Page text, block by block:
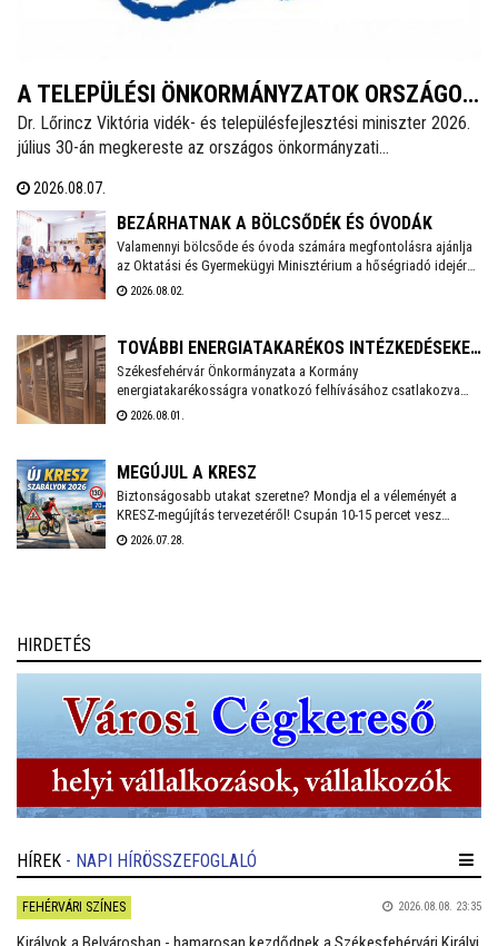
A TELEPÜLÉSI ÖNKORMÁNYZATOK ORSZÁGOS
SZÖVETSÉGÉNEK SAJTÓKÖZLEMÉNYE
Dr. Lőrincz Viktória vidék- és településfejlesztési miniszter 2026.
július 30-án megkereste az országos önkormányzati
Együttműködési Tanácsa (ÖNET) soron következő ülésének
előkészítésével kapcsolatosan és javaslatokat kért az ülés
napirendjére.
2026.08.07.
BEZÁRHATNAK A BÖLCSŐDÉK ÉS ÓVODÁK
Valamennyi bölcsőde és óvoda számára megfontolásra ajánlja
az Oktatási és Gyermekügyi Minisztérium a hőségriadó idejére
a zárvatartás lehetőségét, erről tájékoztatott Lannert Judit
2026.08.02.
TOVÁBBI ENERGIATAKARÉKOS INTÉZKEDÉSEKET
VEZET BE SZÉKESFEHÉRVÁR
Székesfehérvár Önkormányzata a Kormány
energiatakarékosságra vonatkozó felhívásához csatlakozva
több intézkedést vezet be a villamosenergia-felhasználás
energiafelhasználás, és a munkavállalók számára is
2026.08.01.
MEGÚJUL A KRESZ
Biztonságosabb utakat szeretne? Mondja el a véleményét a
KRESZ-megújítás tervezetéről! Csupán 10-15 percet vesz
igénybe a Közlekedési és Beruházási Minisztérium által
2026.07.28.
HIRDETÉS
HÍREK - NAPI HÍRÖSSZEFOGLALÓ
FEHÉRVÁRI SZÍNES 2026.08.08. 23:35